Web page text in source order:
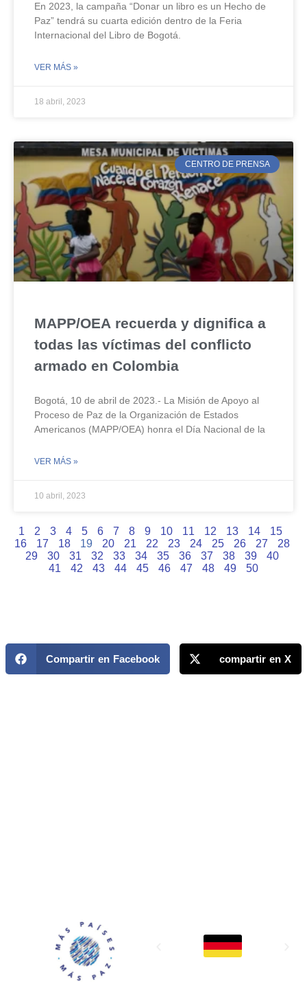
En 2023, la campaña “Donar un libro es un Hecho de
Paz” tendrá su cuarta edición dentro de la Feria
Internacional del Libro de Bogotá.
VER MÁS »
18 abril, 2023
CENTRO DE PRENSA
MAPP/OEA recuerda y dignifica a
todas las víctimas del conflicto
armado en Colombia
Bogotá, 10 de abril de 2023.- La Misión de Apoyo al
Proceso de Paz de la Organización de Estados
Americanos (MAPP/OEA) honra el Día Nacional de la
VER MÁS »
10 abril, 2023
1 2 3 4 5 6 7 8 9 10 11 12 13 14
15
16
17 18 19 20 21 22 23 24 25 26 27
28
29
30 31 32 33 34 35 36 37 38 39
40
41
42 43 44 45 46 47 48 49 50
Compartir en Facebook compartir en X